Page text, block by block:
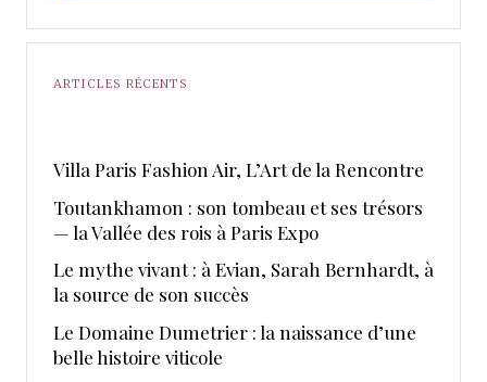
ARTICLES RÉCENTS
​Villa Paris Fashion Air, ​L’Art de la Rencontre
Toutankhamon : son tombeau et ses trésors
— la Vallée des rois à Paris Expo
Le mythe vivant : à Evian, Sarah Bernhardt, à
la source de son succès
Le Domaine Dumetrier : la naissance d’une
belle histoire viticole